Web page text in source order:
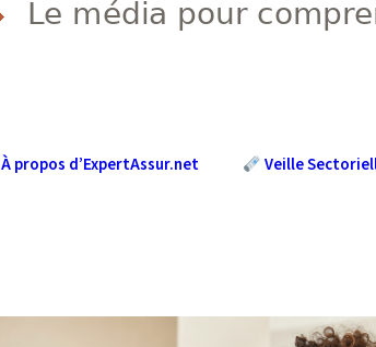
À propos d’ExpertAssur.net Veille